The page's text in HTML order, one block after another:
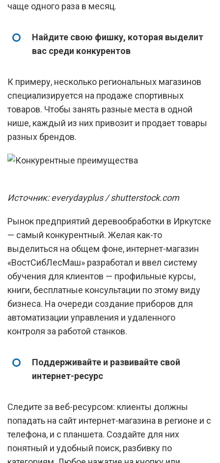
чаще одного раза в месяц.
Найдите свою фишку, которая выделит
вас среди конкурентов
К примеру, несколько региональных магазинов
специализируется на продаже спортивных
товаров. Чтобы занять разные места в одной
нише, каждый из них привозит и продает товары
разных брендов.
Источник: everydayplus / shutterstock.com
Рынок предприятий деревообработки в Иркутске
— самый конкурентный. Желая как-то
выделиться на общем фоне, интернет-магазин
«ВостСибЛесМаш» разработал и ввел систему
обучения для клиентов — профильные курсы,
книги, бесплатные консультации по этому виду
бизнеса. На очереди создание приборов для
автоматизации управления и удаленного
контроля за работой станков.
Поддерживайте и развивайте свой
интернет-ресурс
Следите за веб-ресурсом: клиенты должны
попадать на сайт интернет-магазина в регионе и с
телефона, и с планшета. Создайте для них
понятный и удобный поиск, разбивку по